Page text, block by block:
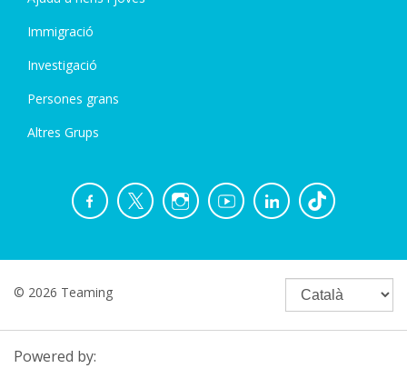
Immigració
Investigació
Persones grans
Altres Grups
© 2026 Teaming
Powered by: